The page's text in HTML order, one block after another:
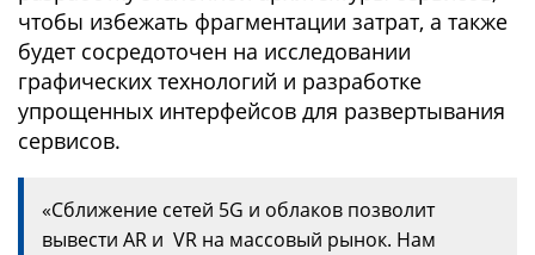
чтобы избежать фрагментации затрат, а также
будет сосредоточен на исследовании
графических технологий и разработке
упрощенных интерфейсов для развертывания
сервисов.
«Сближение сетей 5G и облаков позволит
вывести AR и VR на массовый рынок. Нам